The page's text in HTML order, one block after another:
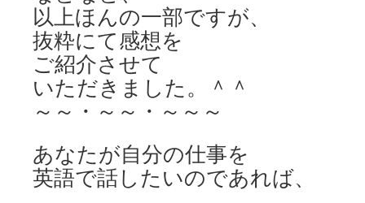
以上ほんの一部ですが、
抜粋にて感想を
ご紹介させて
いただきました。＾＾
～～・～～・～～～
あなたが自分の仕事を
英語で話したいのであれば、